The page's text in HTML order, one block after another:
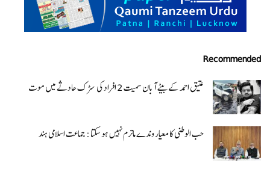
Recommended
عتیق احمد کے بیٹے آبان سمیت 2 افراد کی سڑک حادثے میں موت
حب الوطنی کا معیار وندے ماترم نہیں ہو سکتا : جماعت اسلامی ہند